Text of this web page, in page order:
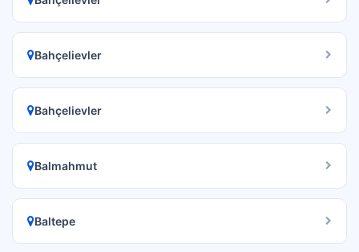
Bahçelievler
Bahçelievler
Balmahmut
Baltepe